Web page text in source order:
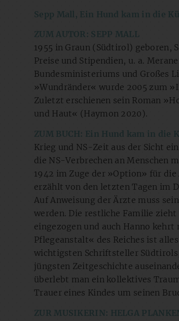
Sepp Mall, Ein Hund kam in die
ZUM AUTOR: SEPP MALL
1955 in Graun (Südtirol) geboren,
Preise und Stipendien, u. a.
Bundesministeriums und Großes
»Wundränder« wurde 2005 zum
Zuletzt erschienen sein Roman
und Haut« (Haymon 2020).
ZUM BUCH: Ein Hund kam in die
Krieg und NS-Zeit aus der Sicht
die NS-Verbrechen an Menschen
1942 im Zuge der »Option» für die
erzählt von den letzten Tagen im
Auf Anweisung der Ärzte muss
werden. Die restliche Familie
eingezogen und auch Hanno
Pflegeanstalt« des Reiches ist
wichtigsten Schriftsteller
jüngsten Zeitgeschichte
überlebt man ein kollektives
Trauer eines Kindes um seinen
ZUR MUSIKERIN: HELGA